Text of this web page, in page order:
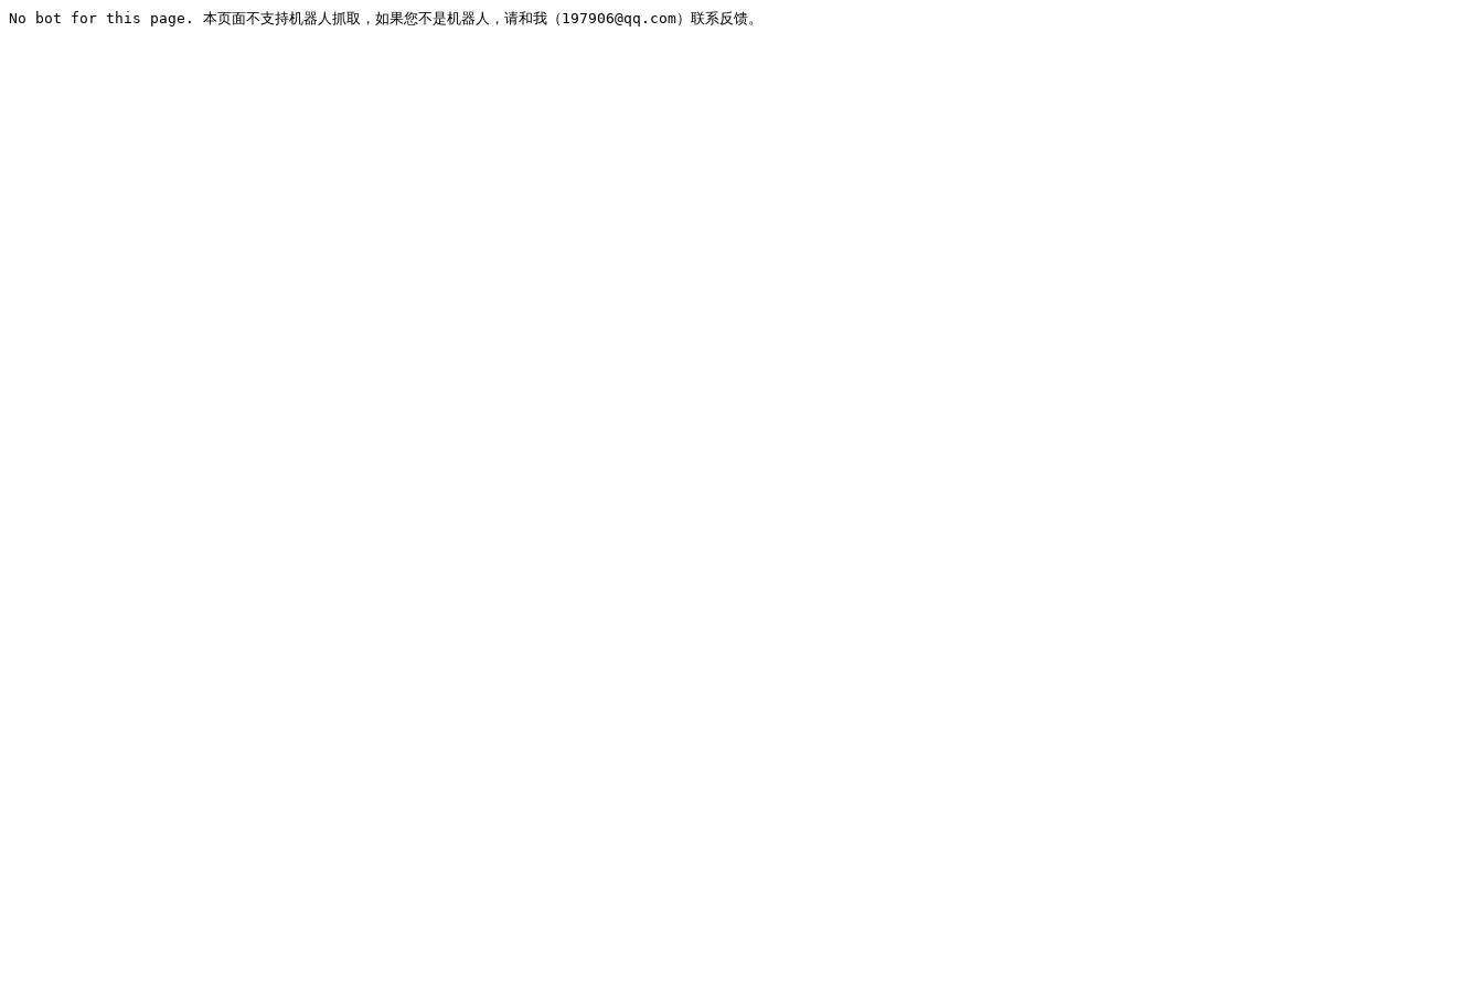
No bot for this page. 本页面不支持机器人抓取，如果您不是机器人，请和我（197906@qq.com）联系反馈。